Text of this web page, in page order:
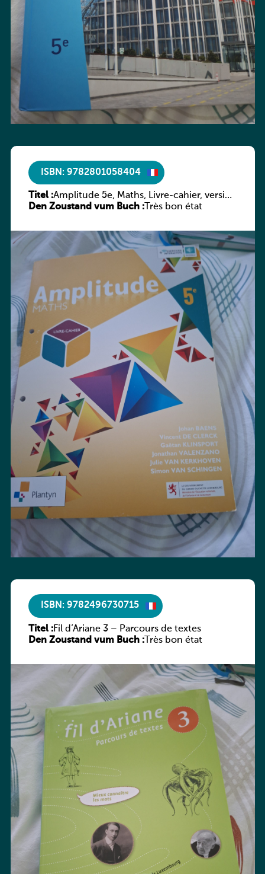
ISBN: 9782801058404
Titel :Amplitude 5e, Maths, Livre-cahier, version
luxembourgeoise
Den Zoustand vum Buch :Très bon état
ISBN: 9782496730715
Titel :Fil d’Ariane 3 – Parcours de textes
Den Zoustand vum Buch :Très bon état